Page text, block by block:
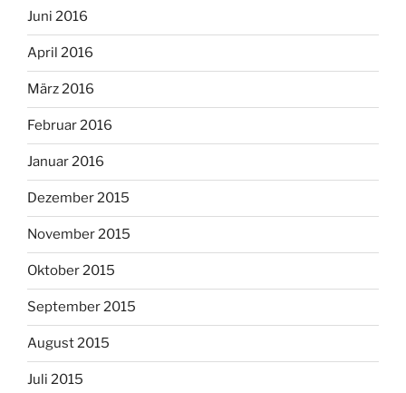
Juni 2016
April 2016
März 2016
Februar 2016
Januar 2016
Dezember 2015
November 2015
Oktober 2015
September 2015
August 2015
Juli 2015